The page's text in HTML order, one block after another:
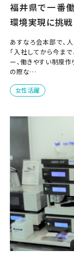
福井県で一番
環境実現に挑戦
あすなろ会本部で、
「入社してから今ま
ー、働きやすい制度
の際な…
女性活躍